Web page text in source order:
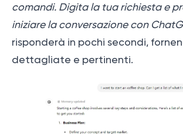
comandi. Digita la tua richiesta e
iniziare la conversazione con
risponderà in pochi secondi,
dettagliate e pertinenti.